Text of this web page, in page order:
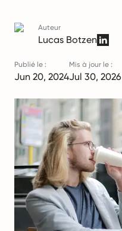
Auteur
Lucas Botzen
Publié le :
Jun 20, 2024
Mis à jour le :
Jul 30, 2026